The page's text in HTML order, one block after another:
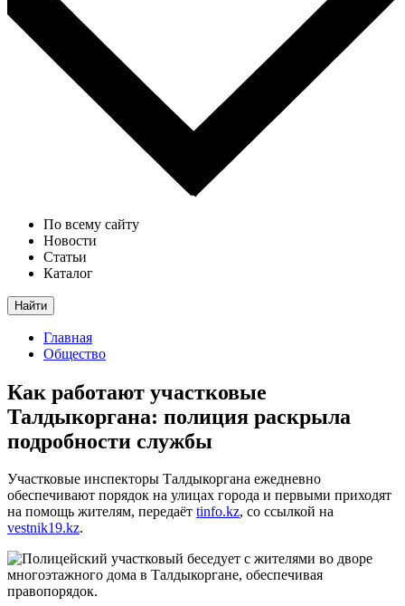
По всему сайту
Новости
Статьи
Каталог
Найти
Главная
Общество
Как работают участковые
Талдыкоргана: полиция раскрыла
подробности службы
Участковые инспекторы Талдыкоргана ежедневно
обеспечивают порядок на улицах города и первыми приходят
на помощь жителям, передаёт tinfo.kz, со ссылкой на
vestnik19.kz.